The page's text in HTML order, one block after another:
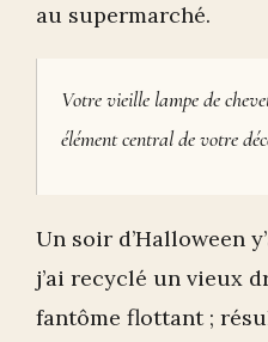
au supermarché.
Votre vieille lampe de
élément central de votre
Un soir d’Halloween
j’ai recyclé un vieux
fantôme flottant ;